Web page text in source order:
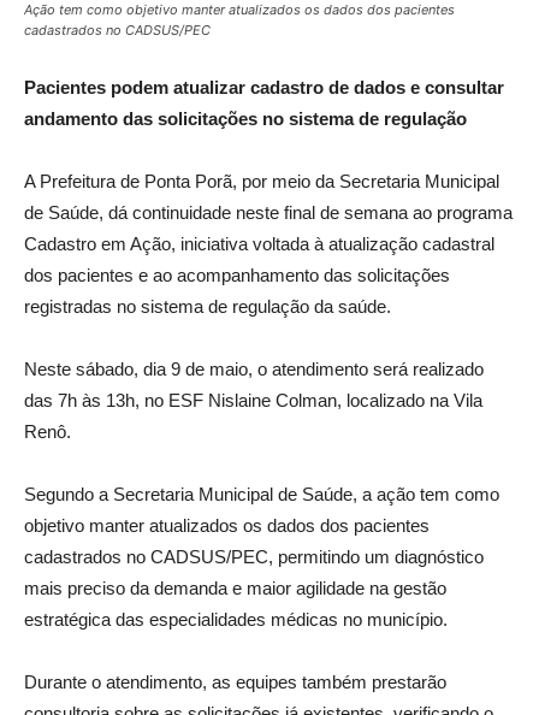
Ação tem como objetivo manter atualizados os dados dos pacientes
cadastrados no CADSUS/PEC
Pacientes podem atualizar cadastro de dados e consultar
andamento das solicitações no sistema de regulação
A Prefeitura de Ponta Porã, por meio da Secretaria Municipal
de Saúde, dá continuidade neste final de semana ao programa
Cadastro em Ação, iniciativa voltada à atualização cadastral
dos pacientes e ao acompanhamento das solicitações
registradas no sistema de regulação da saúde.
Neste sábado, dia 9 de maio, o atendimento será realizado
das 7h às 13h, no ESF Nislaine Colman, localizado na Vila
Renô.
Segundo a Secretaria Municipal de Saúde, a ação tem como
objetivo manter atualizados os dados dos pacientes
cadastrados no CADSUS/PEC, permitindo um diagnóstico
mais preciso da demanda e maior agilidade na gestão
estratégica das especialidades médicas no município.
Durante o atendimento, as equipes também prestarão